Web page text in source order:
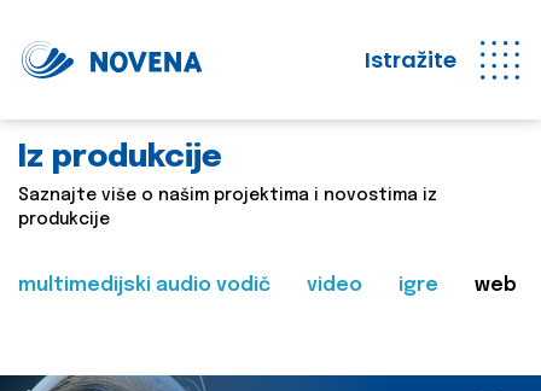
Istražite
Iz produkcije
Saznajte više o našim projektima i novostima iz
produkcije
multimedijski audio vodič video igre web